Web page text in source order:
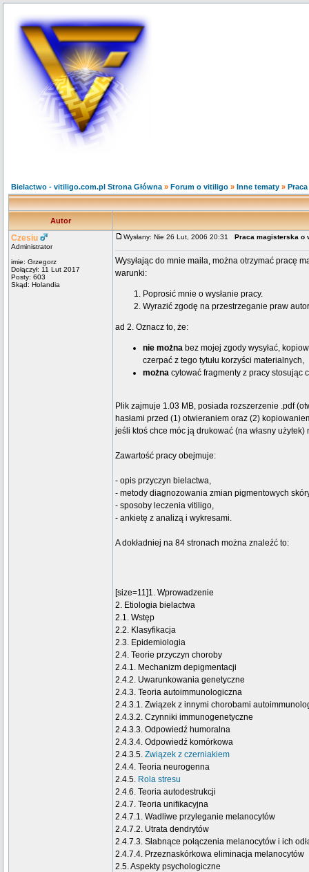
Bielactwo - vitiligo.com.pl Strona Główna » Forum o vitiligo » Inne tematy »
Autor
Czesiu
Administrator
imie: Grzegorz
Dołączył: 11 Lut 2017
Posty: 603
Skąd: Holandia
Wysłany: Nie 26 Lut, 2006 20:31 Praca magisterska o
Wysyłając do mnie maila, można otrzymać pracę
warunki:
Poprosić mnie o wysłanie pracy.
Wyrazić zgodę na przestrzeganie praw
ad 2. Oznacz to, że:
nie można bez mojej zgody wysyłać,
czerpać z tego tytułu korzyści materialnych,
można cytować fragmenty z pracy stosując
Plik zajmuje 1.03 MB, posiada rozszerzenie .pdf
hasłami przed (1) otwieraniem oraz (2)
jeśli ktoś chce móc ją drukować (na własny
Zawartość pracy obejmuje:
- opis przyczyn bielactwa,
- metody diagnozowania zmian pigmentowych
- sposoby leczenia vitiligo,
- ankietę z analizą i wykresami.
A dokładniej na 84 stronach można znaleźć to:
[size=11]1. Wprowadzenie
2. Etiologia bielactwa
2.1. Wstęp
2.2. Klasyfikacja
2.3. Epidemiologia
2.4. Teorie przyczyn choroby
2.4.1. Mechanizm depigmentacji
2.4.2. Uwarunkowania genetyczne
2.4.3. Teoria autoimmunologiczna
2.4.3.1. Związek z innymi chorobami
2.4.3.2. Czynniki immunogenetyczne
2.4.3.3. Odpowiedź humoralna
2.4.3.4. Odpowiedź komórkowa
2.4.3.5. Związek z czerniakiem
2.4.4. Teoria neurogenna
2.4.5. Rola stresu
2.4.6. Teoria autodestrukcji
2.4.7. Teoria unifikacyjna
2.4.7.1. Wadliwe przyleganie melanocytów
2.4.7.2. Utrata dendrytów
2.4.7.3. Słabnące połączenia melanocytów i ich
2.4.7.4. Przeznaskórkowa eliminacja melanocytów
2.5. Aspekty psychologiczne